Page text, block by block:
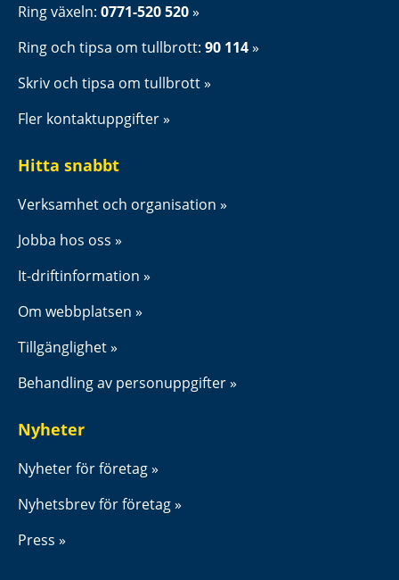
Ring växeln: 0771-520 520
Ring och tipsa om tullbrott: 90 114
Skriv och tipsa om tullbrott
Fler kontaktuppgifter
Hitta snabbt
Verksamhet och organisation
Jobba hos oss
It-driftinformation
Om webbplatsen
Tillgänglighet
Behandling av personuppgifter
Nyheter
Nyheter för företag
Nyhetsbrev för företag
Press